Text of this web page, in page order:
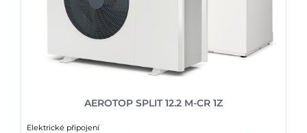
AEROTOP SPLIT 12.2 M-CR 1Z
Elektrické připojení